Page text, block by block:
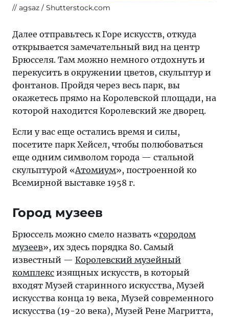
agsaz / Shutterstock.com
Далее отправьтесь к Горе искусств, откуда
открывается замечательный вид на центр
Брюсселя. Там можно немного отдохнуть и
перекусить в окружении цветов, скульптур и
фонтанов. Пройдя через весь парк, вы
окажетесь прямо на Королевской площади, на
которой находится Королевский же дворец.
Если у вас еще остались время и силы,
посетите парк Хейсел, чтобы полюбоваться
еще одним символом города — стальной
скульптурой «Атомиум», построенной ко
Всемирной выставке 1958 г.
Город музеев
Брюссель можно смело назвать «городом
музеев», их здесь порядка 80. Самый
известный — Королевский музейный
комплекс изящных искусств, в который
входят Музей старинного искусства, Музей
искусства конца 19 века, Музей современного
искусства (19-20 века), Музей Рене Магритта,